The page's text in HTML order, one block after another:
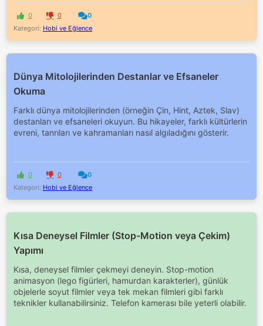
0 0
0
Kategori: Hobi ve Eğlence
Dünya Mitolojilerinden Destanlar ve Efsaneler
Okuma
Farklı dünya mitolojilerinden (örneğin Çin, Hint, Aztek, Slav)
destanları ve efsaneleri okuyun. Bu hikayeler, farklı kültürlerin
evreni, tanrıları ve kahramanları nasıl algıladığını gösterir.
0 0
0
Kategori: Hobi ve Eğlence
Kısa Deneysel Filmler (Stop-Motion veya Çekim)
Yapımı
Kısa, deneysel filmler çekmeyi deneyin. Stop-motion
animasyon (lego figürleri, hamurdan karakterler), günlük
objelerle soyut filmler veya tek mekan filmleri gibi farklı
teknikler kullanabilirsiniz. Telefon kamerası bile yeterli olabilir.